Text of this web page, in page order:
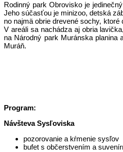
Rodinný park Obrovisko je
Jeho súčasťou je minizoo, detská
no najmä obrie drevené sochy,
V areáli sa nachádza aj obria
na Národný park Muránska planina
Muráň.
Program:
Návšteva Sysľoviska
pozorovanie a kŕmenie sysľov
bufet s občerstvením a